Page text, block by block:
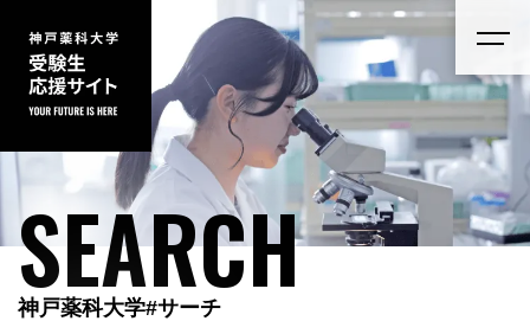
SEARCH
神戸薬科大学#サーチ